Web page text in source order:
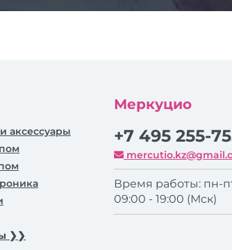
аксессуары
❯❯
Меркуцио
+7 495 255-
Время работы: пн-
09:00 - 19:00 (Мск)